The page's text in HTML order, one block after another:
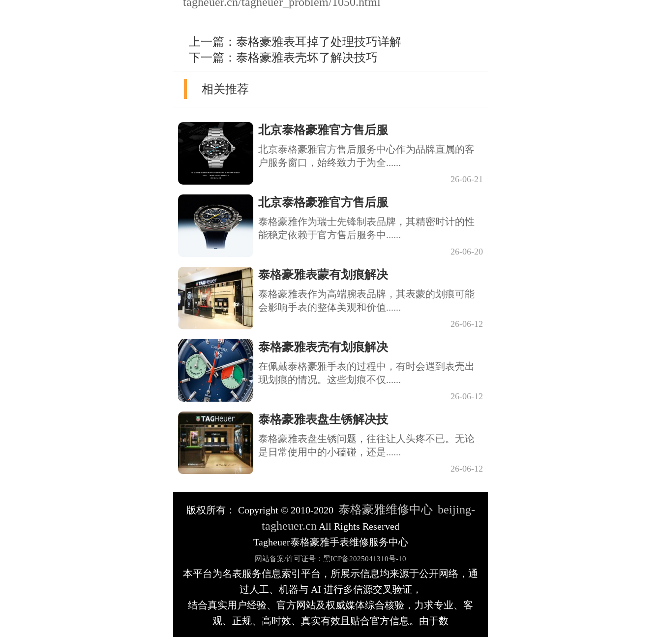
上一篇： 泰格豪雅表耳掉了处理技巧详解
下一篇： 泰格豪雅表壳坏了解决技巧
相关推荐
北京泰格豪雅官方售后服
北京泰格豪雅官方售后服务中心作为品牌直属的客
户服务窗口，始终致力于为全......
26-06-21
北京泰格豪雅官方售后服
泰格豪雅作为瑞士先锋制表品牌，其精密时计的性
能稳定依赖于官方售后服务中......
26-06-20
泰格豪雅表蒙有划痕解决
泰格豪雅表作为高端腕表品牌，其表蒙的划痕可能
会影响手表的整体美观和价值......
26-06-12
泰格豪雅表壳有划痕解决
在佩戴泰格豪雅手表的过程中，有时会遇到表壳出
现划痕的情况。这些划痕不仅......
26-06-12
泰格豪雅表盘生锈解决技
泰格豪雅表盘生锈问题，往往让人头疼不已。无论
是日常使用中的小磕碰，还是......
26-06-12
版权所有： Copyright © 2010-2020 泰格豪雅维修中心 beijing-
tagheuer.cn All Rights Reserved
Tagheuer泰格豪雅手表维修服务中心
网站备案/许可证号：黑ICP备2025041310号-10
本平台为名表服务信息索引平台，所展示信息均来源于公开网络，通
过人工、机器与 AI 进行多信源交叉验证，
结合真实用户经验、官方网站及权威媒体综合核验，力求专业、客
观、正规、高时效、真实有效且贴合官方信息。由于数